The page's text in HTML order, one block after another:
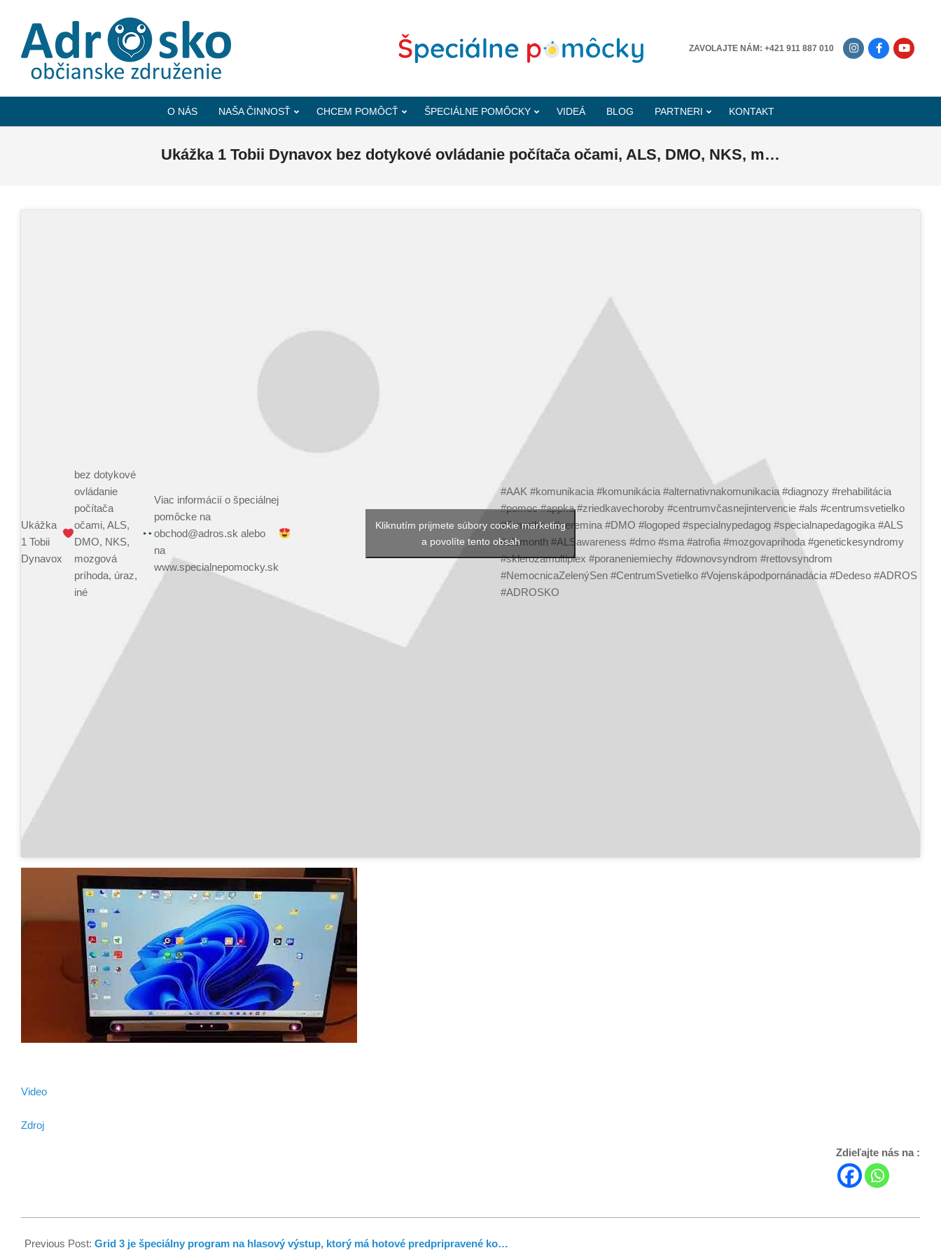
OBČIANSKE
ZAVOLAJTE NÁM: +421 911 887 010
O NÁS NAŠA ČINNOSŤ CHCEM POMÔCŤ ŠPECIÁLNE POMÔCKY VIDEÁ BLOG PARTNERI KONTAKT
Ukážka 1 Tobii Dynavox bez dotykové ovládanie počítača očami, ALS, DMO, NKS, m…
Ukážka
1 Tobii
Dynavox
bez dotykové
ovládanie
počítača
očami, ALS,
DMO, NKS,
mozgová
príhoda, úraz,
iné
Viac informácií o špeciálnej
pomôcke na
obchod@adros.sk alebo
na
www.specialnepomocky.sk
#AAK #komunikacia #komunikácia #alternativnakomunikacia #diagnozy #rehabilitácia
#pomoc #appka #zriedkavechoroby #centrumvčasnejintervencie #als #centrumsvetielko
#Smartbox #ceremina #DMO #logoped #specialnypedagog #specialnapedagogika #ALS
#alsmonth #ALSawareness #dmo #sma #atrofia #mozgovaprihoda #genetickesyndromy
#sklerozamultiplex #poraneniemiechy #downovsyndrom #rettovsyndrom
#NemocnicaZelenýSen #CentrumSvetielko #Vojenskápodpornánadácia #Dedeso #ADROS
#ADROSKO
Kliknutím prijmete súbory cookie marketing
a povolíte tento obsah
Video
Zdroj
Zdieľajte nás na :
Previous Post: Grid 3 je špeciálny program na hlasový výstup, ktorý má hotové predpripravené ko…